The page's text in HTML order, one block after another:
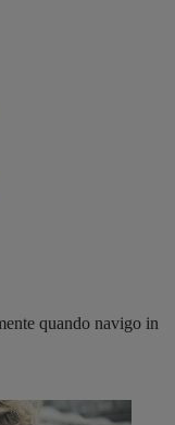
quando navigo in